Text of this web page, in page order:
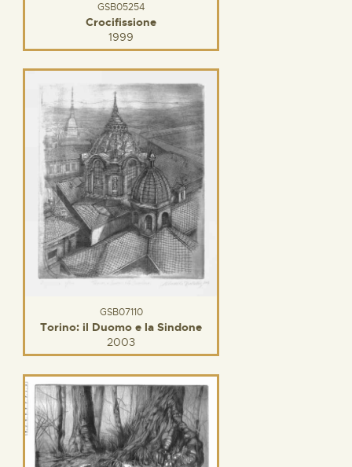
GSB05254
Crocifissione
1999
GSB07110
Torino: il Duomo e la Sindone
2003